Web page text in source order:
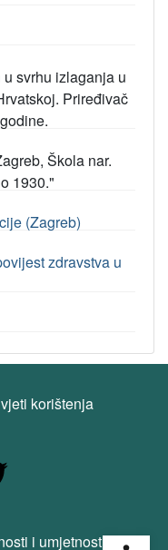
svrhu izlaganja u
Priređivač
Škola nar.
1930."
(Zagreb)
zdravstva u
korištenja
i umjetnosti. Sva